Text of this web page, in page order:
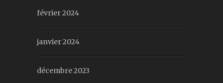
février 2024
janvier 2024
décembre 2023